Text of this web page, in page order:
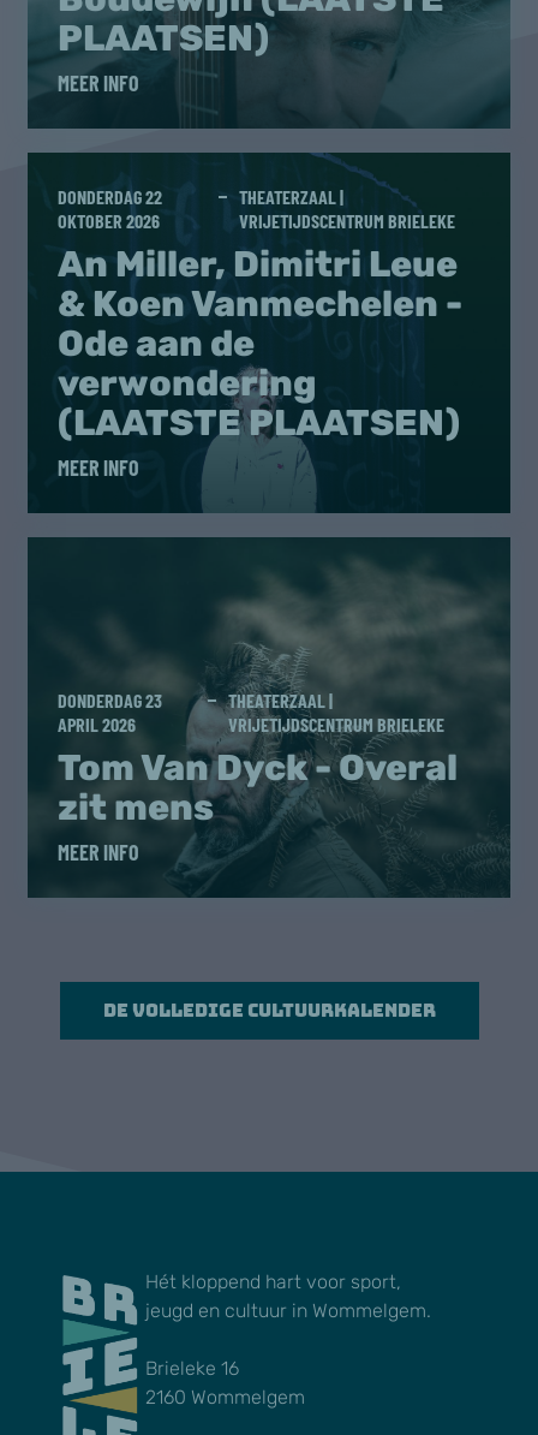
PLAATSEN)
MEER INFO
DONDERDAG 22
OKTOBER 2026
THEATERZAAL |
VRIJETIJDSCENTRUM BRIELEKE
An Miller, Dimitri Leue
& Koen Vanmechelen -
Ode aan de
verwondering
(LAATSTE PLAATSEN)
MEER INFO
DONDERDAG 23
APRIL 2026
THEATERZAAL |
VRIJETIJDSCENTRUM BRIELEKE
Tom Van Dyck - Overal
zit mens
MEER INFO
De volledige cultuurkalender
Hét kloppend hart voor sport,
jeugd en cultuur in Wommelgem.
Brieleke 16
2160 Wommelgem